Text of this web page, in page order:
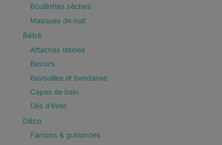
Bouillottes sèches
Masques de nuit
Bébé
Attaches tétines
Bavoirs
Bavouilles et bandanas
Capes de bain
Dés d'éveil
Déco
Fanions & guirlandes